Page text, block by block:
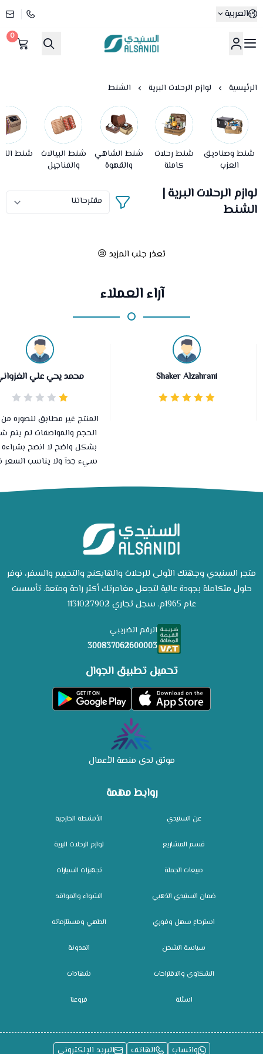
العربية
متجر السنيدي
0
الرئيسية لوازم الرحلات البرية الشنط
شنط وصناديق
العزب
شنط رحلات
كاملة
شنط الشاهي
والقهوة
شنط البيالات
والفناجيل
شنط
لوازم الرحلات البرية |
الشنط
تعذر جلب المزيد 😢
آراء العملاء
Shaker Alzahrani محمد يحي علي
المنتج غير مطابق للصوره من
الحجم والمواصفات لم يتم
بشكل واضح لا انصح
سيء جدآ ولا يناسب السعر
روابط مهمة
عن السنيدي
قسم المشاريع
مبيعات الجملة
ضمان السنيدي الذهبي
استرجاع سهل وفوري
سياسة الشحن
الشكاوى والاقتراحات
اسئلة
الأنشطة الخارجية
لوازم الرحلات البرية
تجهيزات السيارات
الشواء والمواقد
الطهي ومستلزماته
المدونة
شهادات
فروعنا
متجر السنيدي وجهتك الأولى للرحلات والهايكنج والتخييم والسفر، نوفر
حلول متكاملة بجودة عالية لتجعل مغامرتك أكثر راحة ومتعة. تأسست
عام 1965م. سجل تجاري 1131027902
الرقم الضريبي
300837062600003
تحميل تطبيق الجوال
موثق لدى منصة الأعمال
واتساب الهاتف البريد الإلكتروني